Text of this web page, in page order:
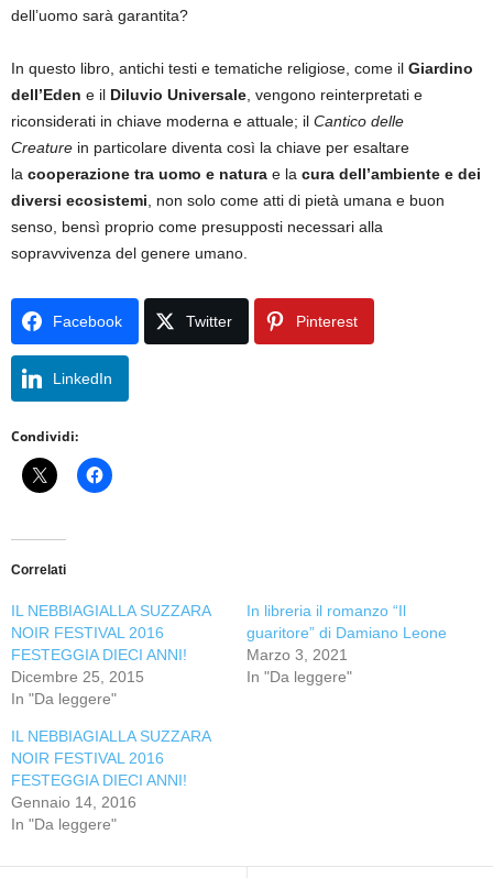
dell’uomo sarà garantita?
In questo libro, antichi testi e tematiche religiose, come il Giardino
dell’Eden e il Diluvio Universale , vengono reinterpretati e
riconsiderati in chiave moderna e attuale; il Cantico delle
Creature in particolare diventa così la chiave per esaltare
la cooperazione tra uomo e natura e la cura dell’ambiente e dei
diversi ecosistemi , non solo come atti di pietà umana e buon
senso, bensì proprio come presupposti necessari alla
sopravvivenza del genere umano.
Facebook Twitter Pinterest
LinkedIn
Condividi:
Correlati
IL NEBBIAGIALLA SUZZARA
NOIR FESTIVAL 2016
FESTEGGIA DIECI ANNI!
Dicembre 25, 2015
In "Da leggere"
In libreria il romanzo “Il
guaritore” di Damiano Leone
Marzo 3, 2021
In "Da leggere"
IL NEBBIAGIALLA SUZZARA
NOIR FESTIVAL 2016
FESTEGGIA DIECI ANNI!
Gennaio 14, 2016
In "Da leggere"